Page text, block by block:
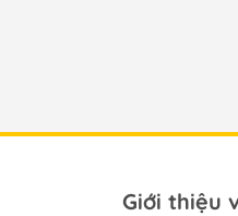
Giới thiệu